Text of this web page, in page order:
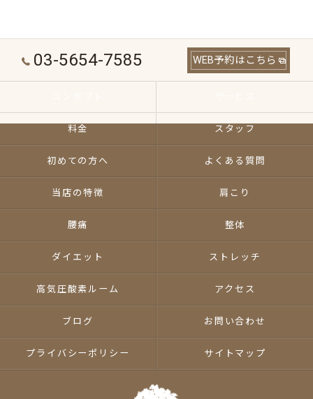
03-5654-7585 WEB予約はこちら
料金 スタッフ
初めての方へ よくある質問
当店の特徴 肩こり
腰痛 整体
ダイエット ストレッチ
高気圧酸素ルーム アクセス
ブログ お問い合わせ
プライバシーポリシー サイトマップ